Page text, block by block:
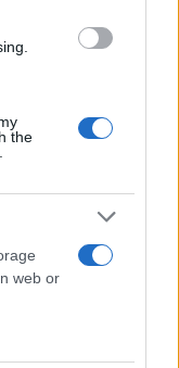
the
web or
ανάπτυξης
και το 1977,
ζωντανά
ένα
προκειμένου
κρυστάλλων
Μέσω αυτού,
ενός τέτοιου